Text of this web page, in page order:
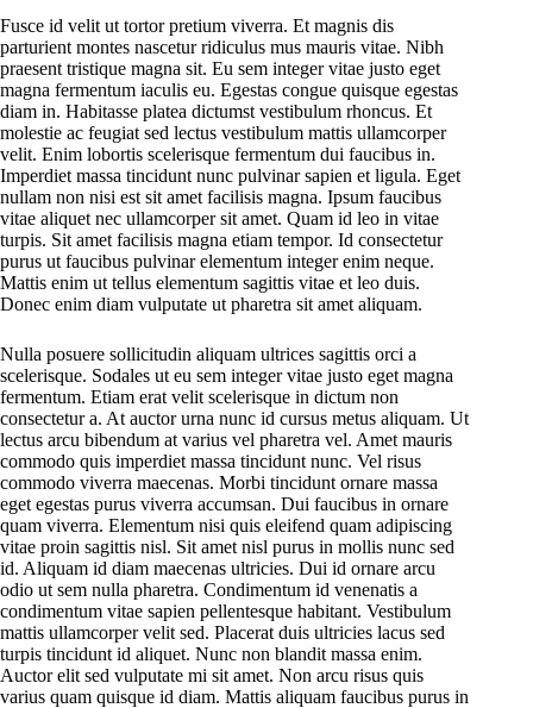
Fusce id velit ut tortor pretium viverra. Et magnis dis
parturient montes nascetur ridiculus mus mauris vitae. Nibh
praesent tristique magna sit. Eu sem integer vitae justo eget
magna fermentum iaculis eu. Egestas congue quisque egestas
diam in. Habitasse platea dictumst vestibulum rhoncus. Et
molestie ac feugiat sed lectus vestibulum mattis ullamcorper
velit. Enim lobortis scelerisque fermentum dui faucibus in.
Imperdiet massa tincidunt nunc pulvinar sapien et ligula. Eget
nullam non nisi est sit amet facilisis magna. Ipsum faucibus
vitae aliquet nec ullamcorper sit amet. Quam id leo in vitae
turpis. Sit amet facilisis magna etiam tempor. Id consectetur
purus ut faucibus pulvinar elementum integer enim neque.
Mattis enim ut tellus elementum sagittis vitae et leo duis.
Donec enim diam vulputate ut pharetra sit amet aliquam.
Nulla posuere sollicitudin aliquam ultrices sagittis orci a
scelerisque. Sodales ut eu sem integer vitae justo eget magna
fermentum. Etiam erat velit scelerisque in dictum non
consectetur a. At auctor urna nunc id cursus metus aliquam. Ut
lectus arcu bibendum at varius vel pharetra vel. Amet mauris
commodo quis imperdiet massa tincidunt nunc. Vel risus
commodo viverra maecenas. Morbi tincidunt ornare massa
eget egestas purus viverra accumsan. Dui faucibus in ornare
quam viverra. Elementum nisi quis eleifend quam adipiscing
vitae proin sagittis nisl. Sit amet nisl purus in mollis nunc sed
id. Aliquam id diam maecenas ultricies. Dui id ornare arcu
odio ut sem nulla pharetra. Condimentum id venenatis a
condimentum vitae sapien pellentesque habitant. Vestibulum
mattis ullamcorper velit sed. Placerat duis ultricies lacus sed
turpis tincidunt id aliquet. Nunc non blandit massa enim.
Auctor elit sed vulputate mi sit amet. Non arcu risus quis
varius quam quisque id diam. Mattis aliquam faucibus purus in